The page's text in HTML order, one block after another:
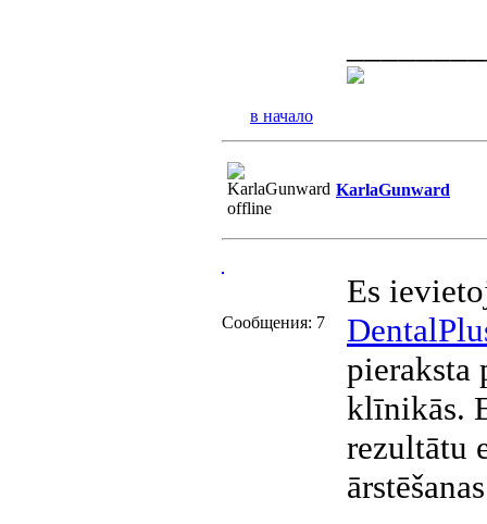
в начало
KarlaGunward
Сообщения: 7
Es
pieraksta
klīnikās.
rezultātu